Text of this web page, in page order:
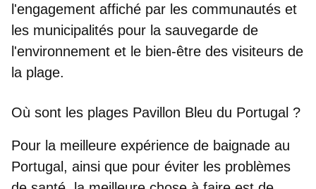
l'engagement affiché par les communautés et
les municipalités pour la sauvegarde de
l'environnement et le bien-être des visiteurs de
la plage.
Où sont les plages Pavillon Bleu du Portugal ?
Pour la meilleure expérience de baignade au
Portugal, ainsi que pour éviter les problèmes